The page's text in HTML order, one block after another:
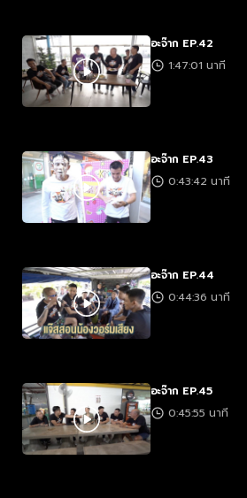
อะจ๊าก EP.42
1:47:01 นาที
อะจ๊าก EP.43
0:43:42 นาที
อะจ๊าก EP.44
0:44:36 นาที
อะจ๊าก EP.45
0:45:55 นาที